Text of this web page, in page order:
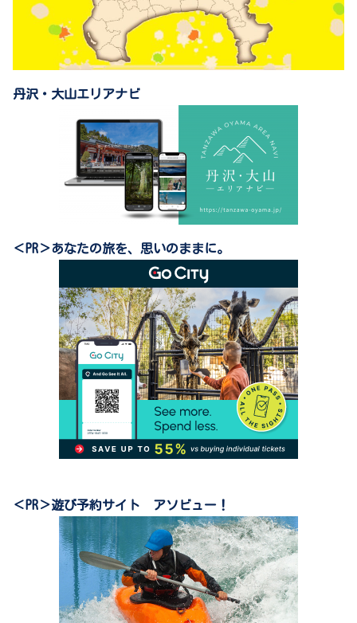
丹沢・大山エリアナビ
＜PR＞あなたの旅を、思いのままに。
＜PR＞遊び予約サイト アソビュー！